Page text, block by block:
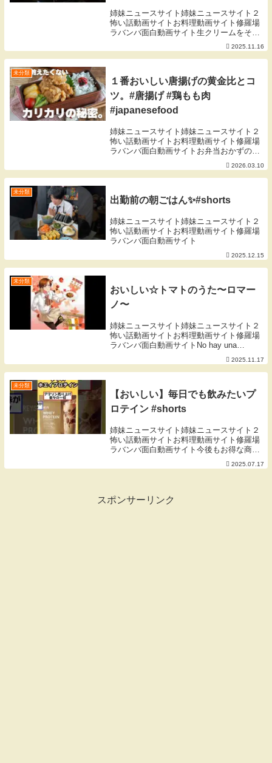
姉妹ニュースサイト姉妹ニュースサイト２
怖い話動画サイトお料理動画サイト修羅場
ラバンバ面白動画サイト生クリームをその
まま、あんぱんに注🌟入🌟😉ホットサンド
メーカーで表面カリッと中身ぷにとろに仕
上がる ""あんバター生フレンチトースト”
2025.11.16
未分類
１番おいしい唐揚げの黄金比とコ
ツ。#唐揚げ #鶏もも肉
#japanesefood
姉妹ニュースサイト姉妹ニュースサイト２
怖い話動画サイトお料理動画サイト修羅場
ラバンバ面白動画サイトお弁当おかずの王
様「唐揚げ」そんな唐揚げを、お弁当初心
者の人にも教えてあげたくて動画にしてみ
ました。卵焼きも、副菜もお弁当の基本の
2026.03.10
未分類
出勤前の朝ごはん✨#shorts
姉妹ニュースサイト姉妹ニュースサイト２
怖い話動画サイトお料理動画サイト修羅場
ラバンバ面白動画サイト
2025.12.15
未分類
おいしい☆トマトのうた〜ロマー
ノ〜
姉妹ニュースサイト姉妹ニュースサイト２
怖い話動画サイトお料理動画サイト修羅場
ラバンバ面白動画サイトNo hay una
historia sobre esta canción sólo me gusta
hetalia y ya.
2025.11.17
未分類
【おいしい】毎日でも飲みたいプ
ロテイン #shorts
姉妹ニュースサイト姉妹ニュースサイト２
怖い話動画サイトお料理動画サイト修羅場
ラバンバ面白動画サイト今後もお得な商品
紹介＆最近の流行についていけるような発
信をしていきます！！チャンネル登録・高
2025.07.17
スポンサーリンク